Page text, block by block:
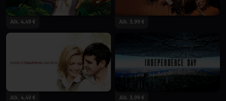
Alk. 4,49 € Alk. 3,99 €
Alk. 4,49 € Alk. 3,99 €